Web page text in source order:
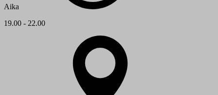
Aika
19.00 - 22.00